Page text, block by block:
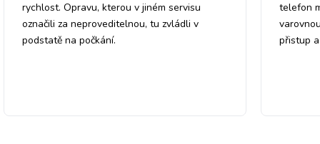
rychlost. Opravu, kterou v jiném servisu
označili za neproveditelnou, tu zvládli v
podstatě na počkání.
telefon
přistup